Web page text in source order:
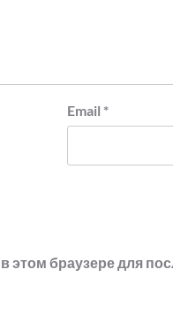
Email *
этом браузере для